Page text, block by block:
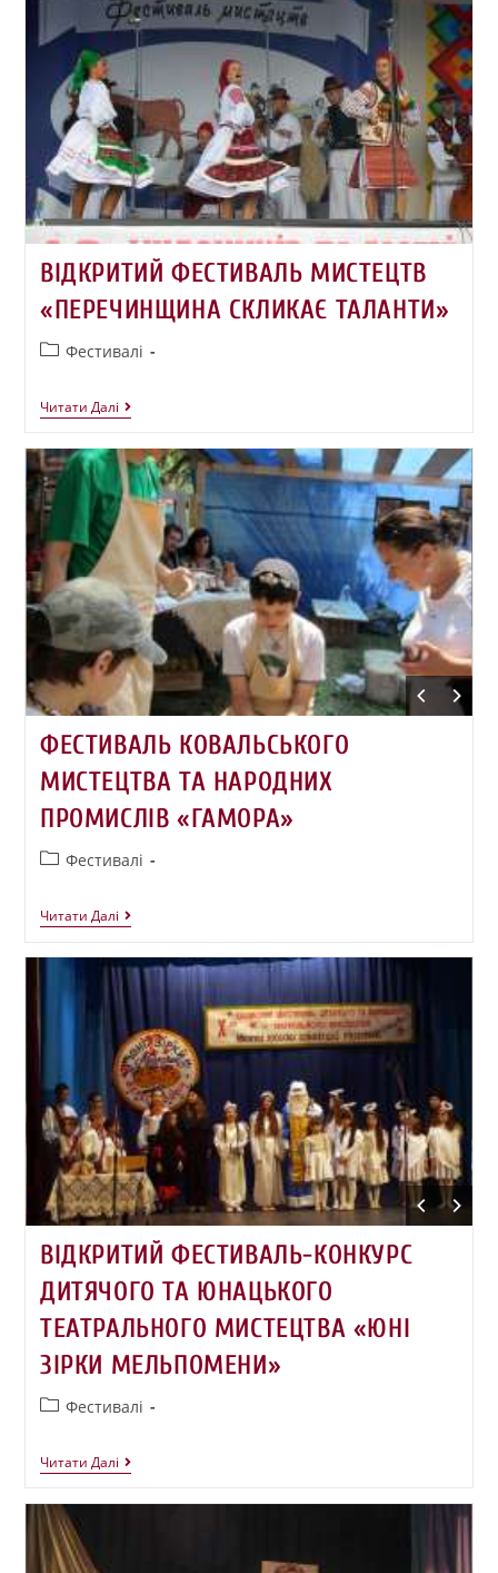
ВІДКРИТИЙ ФЕСТИВАЛЬ МИСТЕЦТВ
«ПЕРЕЧИНЩИНА СКЛИКАЄ ТАЛАНТИ»
Фестивалі
Читати Далі
ФЕСТИВАЛЬ КОВАЛЬСЬКОГО
МИСТЕЦТВА ТА НАРОДНИХ
ПРОМИСЛІВ «ГАМОРА»
Фестивалі
Читати Далі
ВІДКРИТИЙ ФЕСТИВАЛЬ-КОНКУРС
ДИТЯЧОГО ТА ЮНАЦЬКОГО
ТЕАТРАЛЬНОГО МИСТЕЦТВА «ЮНІ
ЗІРКИ МЕЛЬПОМЕНИ»
Фестивалі
Читати Далі